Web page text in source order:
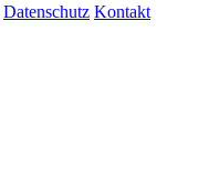
Datenschutz Kontakt